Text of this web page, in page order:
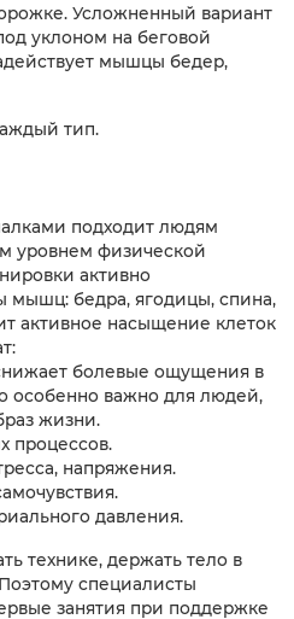
Усложненный вариант
уклоном на беговой
мышцы бедер,
тип.
подходит людям
уровнем физической
активно
мышц: бедра, ягодицы, спина,
активное насыщение клеток
болевые ощущения в
особенно важно для людей,
жизни.
процессов.
напряжения.
давления.
технике, держать тело в
специалисты
занятия при поддержке